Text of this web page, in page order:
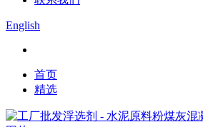
English
首页
精选